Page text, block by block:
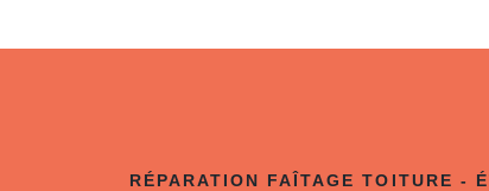
RÉPARATION FAÎTAGE TOITURE -